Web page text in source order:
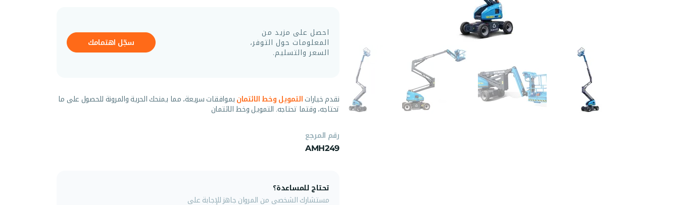
احصل على مزيد من
المعلومات حول التوفر،
السعر والتسليم.
سجّل اهتمامك
نقدم خيارات التمويل وخط الائتمان بموافقات سريعة، مما يمنحك الحرية والمرونة للحصول على ما
تحتاجه، وقتما تحتاجه. التمويل وخط الائتمان
رقم المرجع
AMH249
تحتاج للمساعدة؟
مستشارك الشخصي من المروان جاهز للإجابة على